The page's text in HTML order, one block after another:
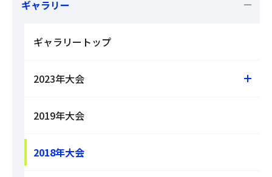
ギャラリー
ギャラリートップ
2023年大会
2019年大会
2018年大会